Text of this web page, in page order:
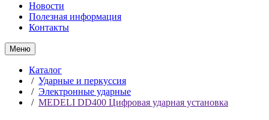
Новости
Полезная информация
Контакты
Меню
Каталог
/ Ударные и перкуссия
/ Электронные ударные
/ MEDELI DD400 Цифровая ударная установка